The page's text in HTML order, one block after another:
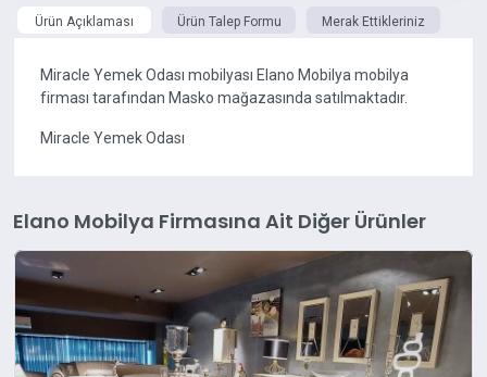
Ürün Açıklaması Ürün Talep Formu Merak Ettikleriniz
Miracle Yemek Odası mobilyası Elano Mobilya mobilya
firması tarafından Masko mağazasında satılmaktadır.
Miracle Yemek Odası
Elano Mobilya Firmasına Ait Diğer Ürünler